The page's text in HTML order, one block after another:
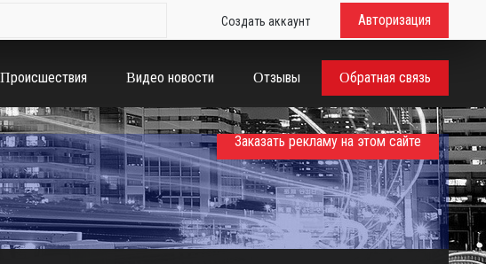
Создать аккаунт Авторизация
Происшествия Видео новости Отзывы Обратная связь
Заказать рекламу на этом сайте